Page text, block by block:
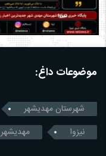
موضوعات داغ:
شهرستان مهدیشهر
نیزوا
مهدیشهر